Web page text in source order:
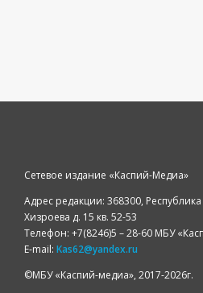
Сетевое издание «Каспий-Медиа»
Адрес редакции: 368300, Республика
Хизроева д. 15 кв. 52-53
Телефон: +7(8246)5 – 28-60 МБУ
E-mail: Kas62@yandex.ru
©️МБУ «Каспий-медиа», 2017-2026г.